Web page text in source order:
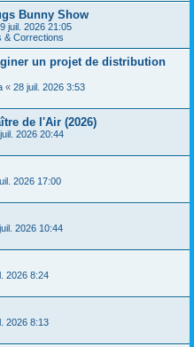
Bunny Show
juil. 2026 21:05
& Corrections
un projet de distribution
« 28 juil. 2026 3:53
de l'Air (2026)
2026 20:44
2026 17:00
2026 10:44
2026 8:24
2026 8:13